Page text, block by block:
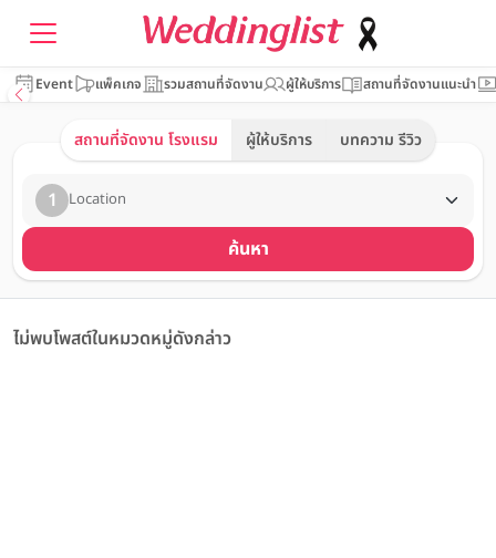
Event แพ็คเกจ รวมสถานที่จัดงาน ผู้ให้บริการ สถานที่จัดงานแนะนำ
สถานที่จัดงาน โรงแรม ผู้ให้บริการ บทความ รีวิว
1 Location
ค้นหา
ไม่พบโพสต์ในหมวดหมู่ดังกล่าว